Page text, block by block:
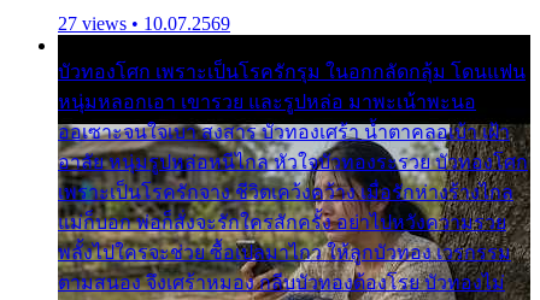
27 views • 10.07.2569
บัวทองโศก เพราะเป็นโรครักรุม ในอกกลัดกลุ้ม โดนแฟน
หนุ่มหลอกเอา เขารวย และรูปหล่อ มาพะเน้าพะนอ
ออเซาะจนใจเบา สงสาร บัวทองเศร้า น้ำตาคลอเบ้า เฝ้า
อาลัย หนุ่มรูปหล่อหนีไกล หัวใจบัวทองระรวย บัวทองโศก
เพราะเป็นโรครักจาง ชีวิตเคว้งคว้าง เมื่อรักห่างร้างไกล
แม่ก็บอก พ่อก็สั่งจะรักใครสักครั้ง อย่าไปหวังความรวย
พลั้งไปใครจะช่วย ซื้อเปลมาไกว ให้ลูกบัวทอง เวรกรรม
ตามสนอง จึงเศร้าหมอง กลีบบัวทองต้องโรย บัวทองไม่